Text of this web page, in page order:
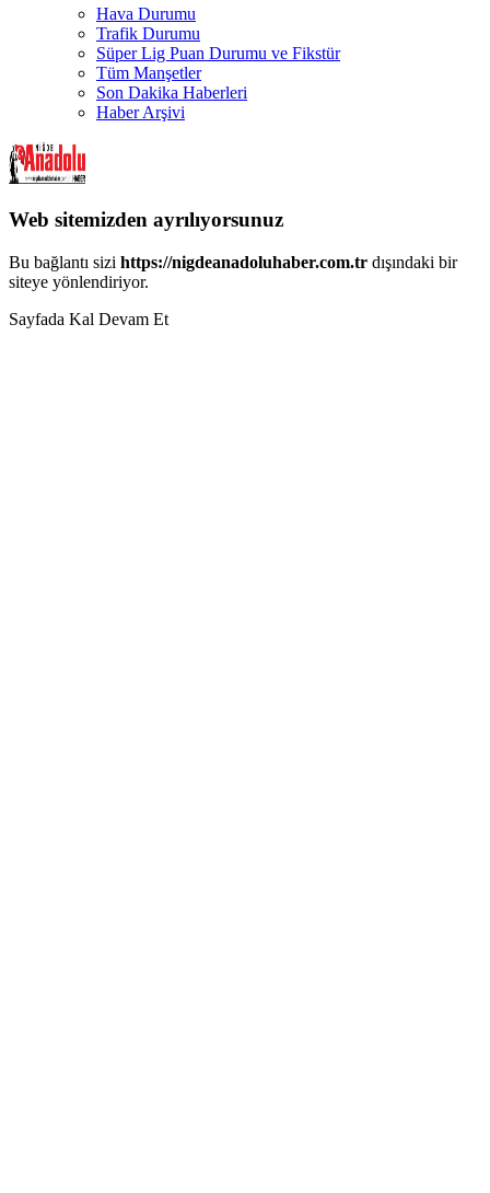
Hava Durumu
Trafik Durumu
Süper Lig Puan Durumu ve Fikstür
Tüm Manşetler
Son Dakika Haberleri
Haber Arşivi
Web sitemizden ayrılıyorsunuz
Bu bağlantı sizi https://nigdeanadoluhaber.com.tr dışındaki bir
siteye yönlendiriyor.
Sayfada Kal Devam Et